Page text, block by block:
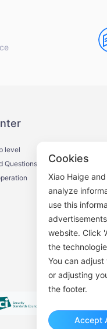
level
Questions
Cookies
Xiao Haige
analyze
use this
website. Click
the
You can
or adjusting
the footer.
Accept